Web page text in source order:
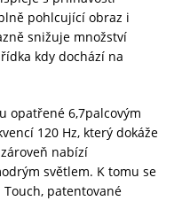
pohlcující obraz i
snižuje množství
kdy dochází na
opatřené 6,7palcovým
120 Hz, který dokáže
nabízí
světlem. K tomu se
Touch, patentované